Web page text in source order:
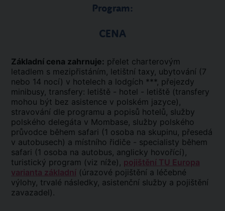
Program:
CENA
Základní cena zahrnuje: přelet charterovým
letadlem s mezipřistáním, letištní taxy, ubytování (7
nebo 14 nocí) v hotelech a lodgích ***, přejezdy
minibusy, transfery: letiště - hotel - letiště (transfery
mohou být bez asistence v polském jazyce),
stravování dle programu a popisů hotelů, služby
polského delegáta v Mombase, služby polského
průvodce během safari (1 osoba na skupinu, přesedá
v autobusech) a místního řidiče - specialisty během
safari (1 osoba na autobus, anglicky hovořící),
turistický program (viz níže), pojištění TU Europa
varianta základní (úrazové pojištění a léčebné
výlohy, trvalé následky, asistenční služby a pojištění
zavazadel).